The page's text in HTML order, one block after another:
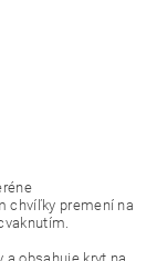
chvíľky premení na